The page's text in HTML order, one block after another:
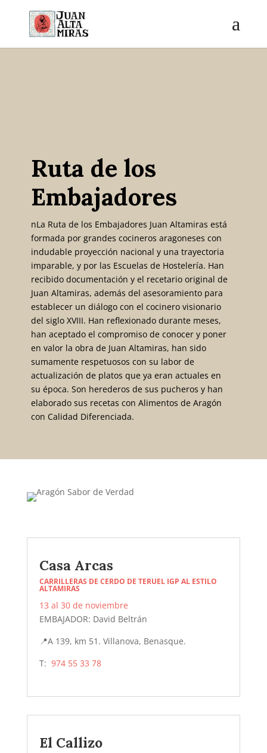
Ruta de los
Embajadores
nLa Ruta de los Embajadores Juan Altamiras está
formada por grandes cocineros aragoneses con
indudable proyección nacional y una trayectoria
imparable, y por las Escuelas de Hostelería. Han
recibido documentación y el recetario original de
Juan Altamiras, además del asesoramiento para
establecer un diálogo con el cocinero visionario
del siglo XVIII. Han reflexionado durante meses,
han aceptado el compromiso de conocer y poner
en valor la obra de Juan Altamiras, han sido
sumamente respetuosos con su labor de
actualización de platos que ya eran actuales en
su época. Son herederos de sus pucheros y han
elaborado sus recetas con Alimentos de Aragón
con Calidad Diferenciada.
Casa Arcas
CARRILLERAS DE CERDO DE TERUEL IGP AL ESTILO
ALTAMIRAS
13 al 30 de noviembre
EMBAJADOR: David Beltrán
📍A 139, km 51. Villanova, Benasque.
T: 974 55 33 78
El Callizo